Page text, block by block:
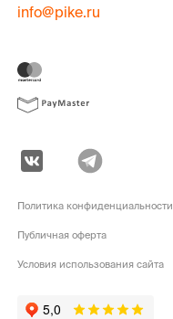
info@pike.ru
Политика конфиденциальности
Публичная оферта
Условия использования сайта